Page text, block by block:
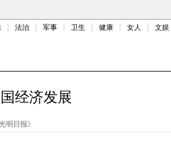
法治 军事 卫生 健康 女人 文娱
经济发展
明日报》